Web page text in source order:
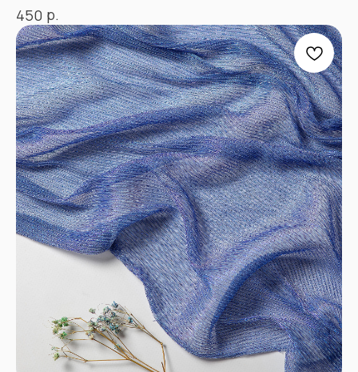
450 р.
+7
Отправить
Согласен сПолитикой конфиденциальности